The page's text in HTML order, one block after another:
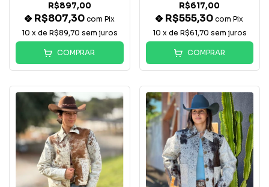
R$897,00
R$807,30 com Pix
10 x de R$89,70 sem juros
COMPRAR
R$617,00
R$555,30com Pix
10 x de R$61,70 sem juros
COMPRAR